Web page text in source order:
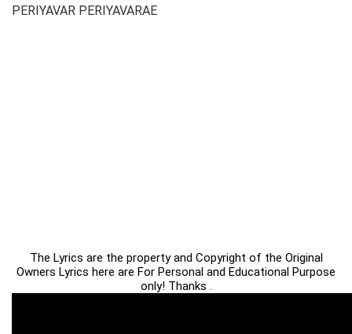
PERIYAVAR PERIYAVARAE
The Lyrics are the property and Copyright of the Original
Owners Lyrics here are For Personal and Educational Purpose
only! Thanks .